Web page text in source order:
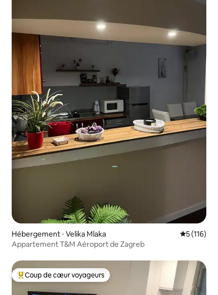
Hébergement ⋅ Velika Mlaka Évaluation
5 (116)
Appartement T&M Aéroport de Zagreb
Coups de cœur voyageurs les plus appréciés
Coup de cœur voyageurs